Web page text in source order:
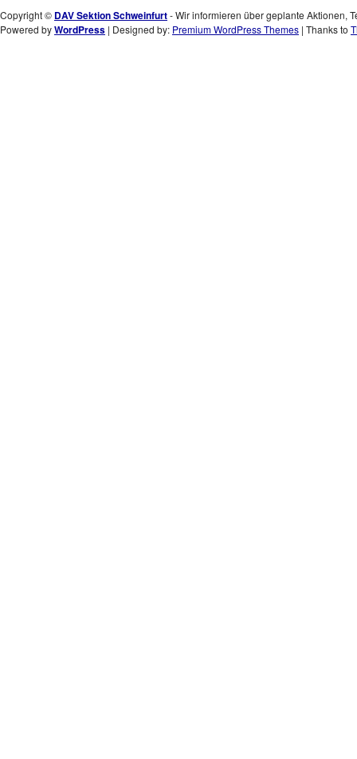
Copyright © DAV Sektion Schweinfurt- Wir informieren über geplante Aktionen,
Powered byWordPress | Designed by: Premium WordPress Themes | Thanks to